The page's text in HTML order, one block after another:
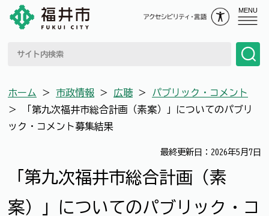
MENU
ホーム ＞ 市政情報 ＞ 広聴 ＞
パブリック・コメント
＞
「第九次福井市総合計画（素案）」についてのパブリ
ック・コメント募集結果
最終更新日：2026年5月7日
「第九次福井市総合計画（素
案）」についてのパブリック・コ